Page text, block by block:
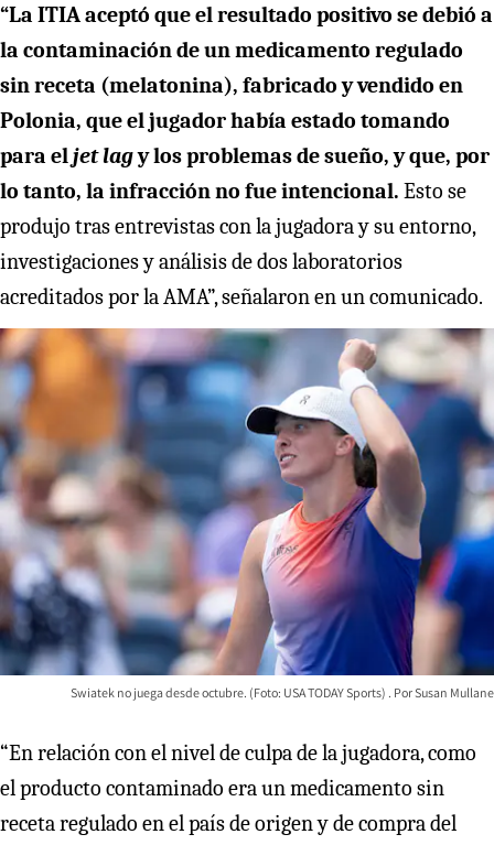
“La ITIA aceptó que el resultado positivo se debió a
la contaminación de un medicamento regulado
sin receta (melatonina), fabricado y vendido en
Polonia, que el jugador había estado tomando
para eljet lagy los problemas de sueño, y que, por
lo tanto, la infracción no fue intencional. Esto se
produjo tras entrevistas con la jugadora y su entorno,
investigaciones y análisis de dos laboratorios
acreditados por la AMA”, señalaron en un comunicado.
Swiatek no juega desde octubre. (Foto: USA TODAY Sports) Susan Mullane
“En relación con el nivel de culpa de la jugadora, como
el producto contaminado era un medicamento sin
receta regulado en el país de origen y de compra del